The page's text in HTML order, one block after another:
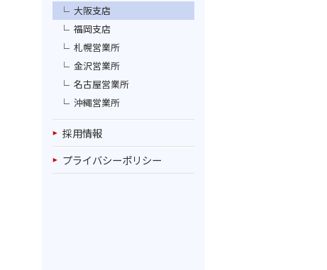
大阪支店
福岡支店
札幌営業所
金沢営業所
名古屋営業所
沖縄営業所
採用情報
プライバシーポリシー